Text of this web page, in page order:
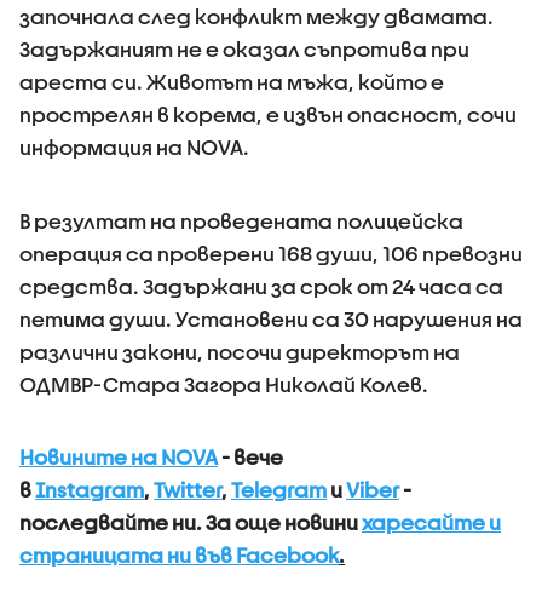
започнала след конфликт между двамата.
Задържаният не е оказал съпротива при
ареста си. Животът на мъжа, който е
прострелян в корема, е извън опасност, сочи
информация на NOVA.
В резултат на проведената полицейска
операция са проверени 168 души, 106 превозни
средства. Задържани за срок от 24 часа са
петима души. Установени са 30 нарушения на
различни закони, посочи директорът на
ОДМВР-Стара Загора Николай Колев.
Новините на NOVA- вече
вInstagram, Twitter, Telegram иViber-
последвайте ни.За още новинихаресайте и
страницата ни във Facebook.